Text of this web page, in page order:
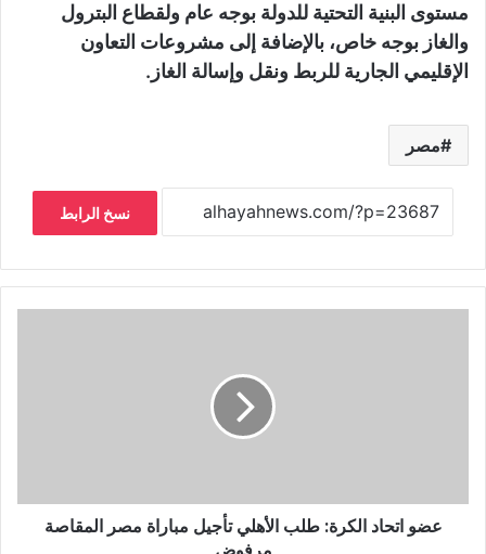
مستوى البنية التحتية للدولة بوجه عام ولقطاع البترول
والغاز بوجه خاص، بالإضافة إلى مشروعات التعاون
الإقليمي الجارية للربط ونقل وإسالة الغاز.
مصر
نسخ الرابط
عضو اتحاد الكرة: طلب الأهلي تأجيل مباراة مصر المقاصة